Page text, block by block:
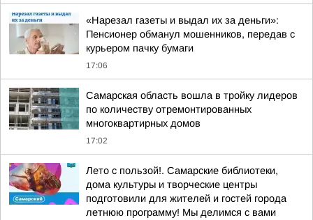
«Нарезал газеты и выдал их за деньги»:
Пенсионер обманул мошенников, передав с
курьером пачку бумаги
17:06
Самарская область вошла в тройку лидеров
по количеству отремонтированных
многоквартирных домов
17:02
Лето с пользой!. Самарские библиотеки,
дома культуры и творческие центры
подготовили для жителей и гостей города
летнюю программу! Мы делимся с вами